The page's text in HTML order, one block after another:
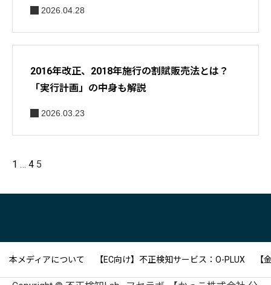
2026.04.28
2016年改正、2018年施行の割賦販売法とは？
「実行計画」の中身も解説
2026.03.23
1 … 4 5
本メディアについて 【EC向け】不正検知サービス：O-PLUX 【